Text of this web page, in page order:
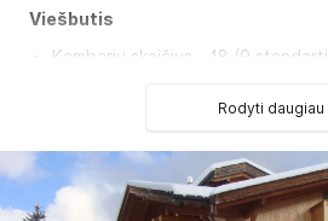
Viešbutis
Kambarių skaičius – 18 (9
Bevielis internetas
Automobilių stovėjimo aikštelė
Slidinėjimo inventoriaus kambarys
Rodyti daugiau